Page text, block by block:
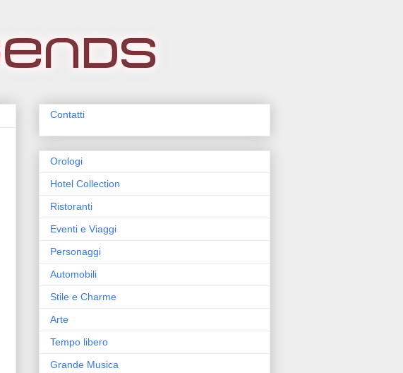
Contatti
Orologi
Hotel Collection
Ristoranti
Eventi e Viaggi
Personaggi
Automobili
Stile e Charme
Arte
Tempo libero
Grande Musica